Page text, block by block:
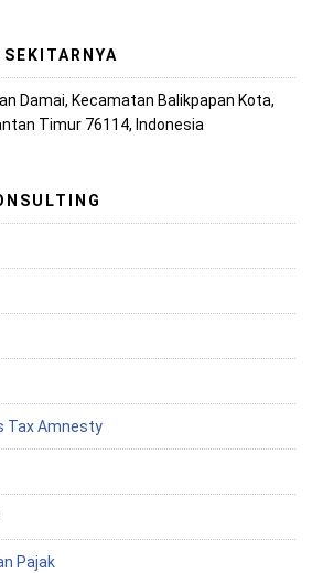
Damai, Kecamatan Balikpapan Kota,
Timur 76114, Indonesia
Tax Amnesty
Pajak